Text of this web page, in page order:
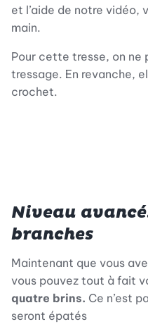
et l’aide de notre vidéo,
main.
Pour cette tresse, on ne
tressage. En revanche,
crochet.
Niveau
branches
Maintenant que vous
vous pouvez tout à fait
quatre brins. Ce n’est
seront épatés